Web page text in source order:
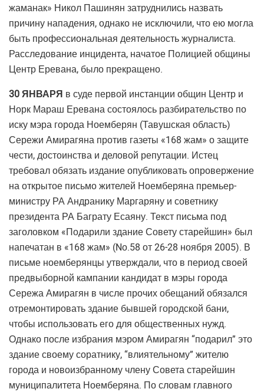
жаманак» Никол Пашинян затруднились назвать
причину нападения, однако не исключили, что ею могла
быть профессиональная деятельность журналиста.
Расследование инцидента, начатое Полицией общины
Центр Еревана, было прекращено.
30 ЯНВАРЯ в суде первой инстанции общин Центр и
Норк Мараш Еревана состоялось разбирательство по
иску мэра города Ноемберян (Тавушская область)
Сережи Амирагяна против газеты «168 жам» о защите
чести, достоинства и деловой репутации. Истец
требовал обязать издание опубликовать опровержение
на открытое письмо жителей Ноемберяна премьер-
министру РА Андранику Маргаряну и советнику
президента РА Баграту Есаяну. Текст письма под
заголовком «Подарили здание Совету старейшин» был
напечатан в «168 жам» (Nо.58 от 26-28 ноября 2005). В
письме ноемберянцы утверждали, что в период своей
предвыборной кампании кандидат в мэры города
Сережа Амирагян в числе прочих обещаний обязался
отремонтировать здание бывшей городской бани,
чтобы использовать его для общественных нужд.
Однако после избрания мэром Амирагян “подарил” это
здание своему соратнику, “влиятельному” жителю
города и новоизбранному члену Совета старейшин
муниципалитета Ноемберяна. По словам главного